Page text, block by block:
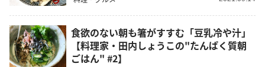
食欲のない朝も箸がすすむ「豆乳冷や汁」
【料理家・田内しょうこの"たんぱく質朝
ごはん" #2】